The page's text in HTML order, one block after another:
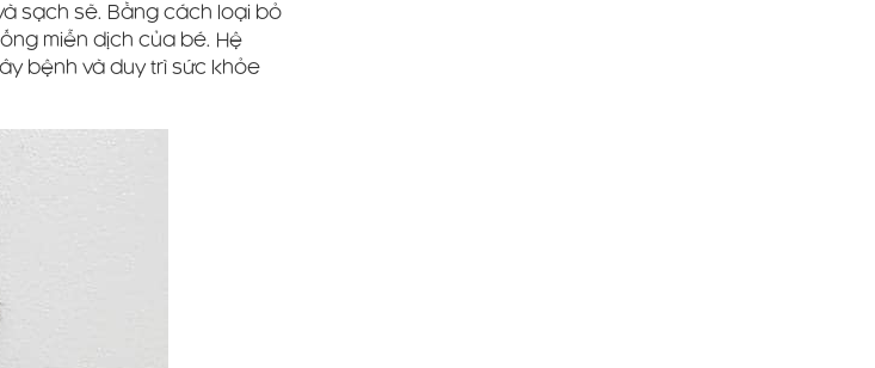
sạch sẽ. Bằng cách loại bỏ
miễn dịch của bé. Hệ
bệnh và duy trì sức khỏe